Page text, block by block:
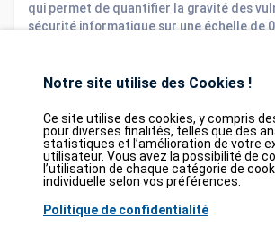
qui permet de quantifier la gravité des
sécurité informatique sur une échelle de
Website : CVSS
tesweb SA
Database
Partners
GDPR Contact Purchase
Notre site utilise des Cookies !
Ce site utilise des cookies, y compris
pour diverses finalités, telles que des
statistiques et l’amélioration de votre
utilisateur. Vous avez la possibilité de
l’utilisation de chaque catégorie de
individuelle selon vos préférences.
Politique de confidentialité